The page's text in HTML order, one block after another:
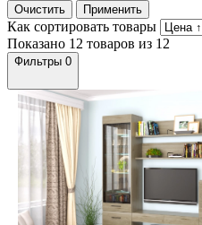
Очистить Применить
Как сортировать товары
Показано 12 товаров из 12
Фильтры 0